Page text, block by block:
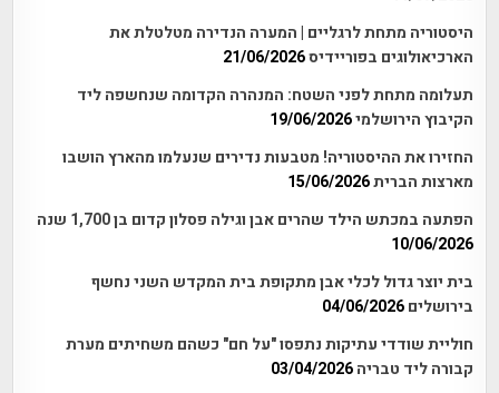
היסטוריה מתחת לרגליים | המערה הנדירה מטלטלת את
הארכיאולוגים בפוריידיס21/06/2026
תעלומה מתחת לפני השטח: המנהרה הקדומה שנחשפה ליד
הקיבוץ הירושלמי19/06/2026
החזירו את ההיסטוריה! מטבעות נדירים שנעלמו מהארץ הושבו
מארצות הברית15/06/2026
הפתעה במכתש הילד שהרים אבן וגילה פסלון קדום בן 1,700 שנה
10/06/2026
בית יוצר גדול לכלי אבן מתקופת בית המקדש השני נחשף
בירושלים 04/06/2026
חוליית שודדי עתיקות נתפסו "על חם" כשהם משחיתים מערת
קבורה ליד טבריה 03/04/2026